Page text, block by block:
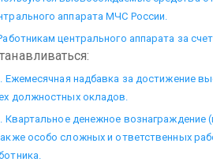
аппарата МЧС России.
центрального аппарата за
Ежемесячная надбавка за достижение
должностных окладов.
Квартальное денежное
особо сложных и ответственных